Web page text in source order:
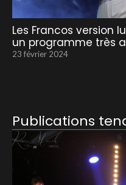
Les Francos version
un programme très
23 février 2024
Publications